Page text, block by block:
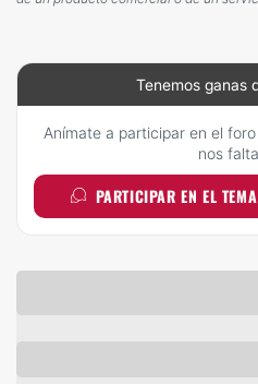
Tenemos ganas
Anímate a participar en el
nos
PARTICIPAR EN EL TEMA